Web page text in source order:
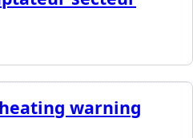
warning